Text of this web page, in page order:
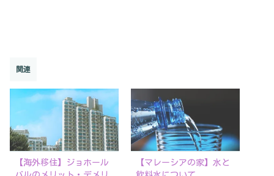
関連
【海外移住】ジョホール
【マレーシアの家】水と